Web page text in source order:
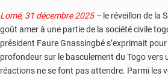
Lomé, 31 décembre 2025 – le réveillon de la
goût amer à une partie de la société civile
président Faure Gnassingbé s’exprimait
profondeur sur le basculement du Togo vers
réactions ne se font pas attendre. Parmi les